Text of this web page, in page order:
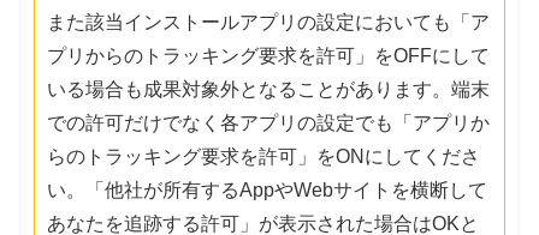
また該当インストールアプリの設定においても「ア
プリからのトラッキング要求を許可」をOFFにして
いる場合も成果対象外となることがあります。端末
での許可だけでなく各アプリの設定でも「アプリか
らのトラッキング要求を許可」をONにしてくださ
い。「他社が所有するAppやWebサイトを横断して
あなたを追跡する許可」が表示された場合はOKと